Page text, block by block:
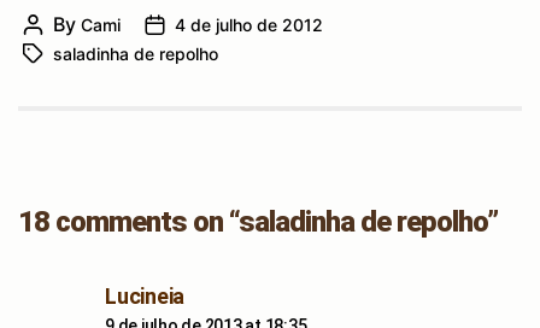
Post
author
By Cami
Post
date
4 de julho de 2012
Tagssaladinha de repolho
18 comments on “saladinha de repolho”
Lucineia